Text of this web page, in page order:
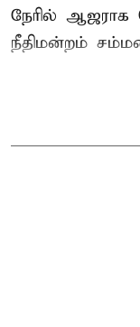
நேரில்
நீதிமன்றம்